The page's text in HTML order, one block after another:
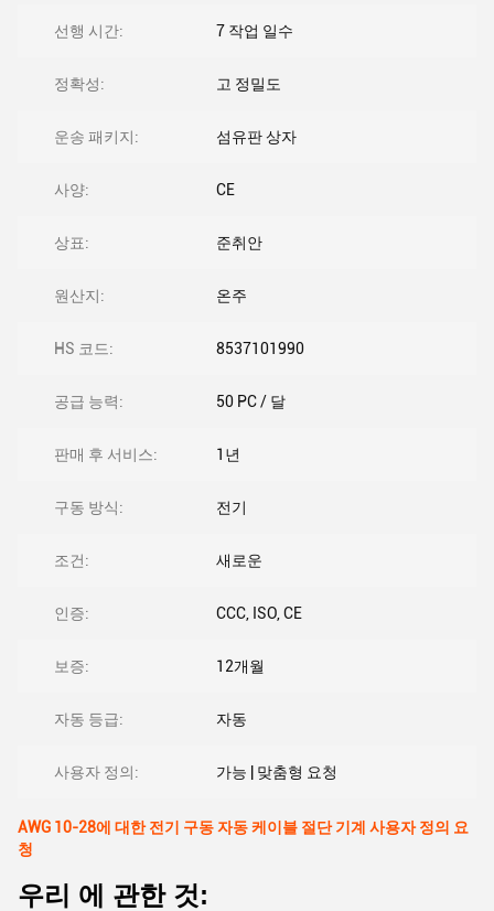
선행 시간: 7 작업 일수
정확성: 고 정밀도
운송 패키지: 섬유판 상자
사양: CE
상표: 준취안
원산지: 온주
HS 코드: 8537101990
공급 능력: 50 PC / 달
판매 후 서비스: 1년
구동 방식: 전기
조건: 새로운
인증: CCC, ISO, CE
보증: 12개월
자동 등급: 자동
사용자 정의: 가능 | 맞춤형 요청
AWG 10-28에 대한 전기 구동 자동 케이블 절단 기계 사용자 정의 요
청
우리 에 관한 것: